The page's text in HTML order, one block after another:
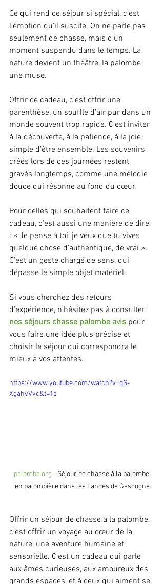
Ce qui rend ce séjour si spécial, c’est
l’émotion qu’il suscite. On ne parle pas
seulement de chasse, mais d’un
moment suspendu dans le temps. La
nature devient un théâtre, la palombe
une muse.
Offrir ce cadeau, c’est offrir une
parenthèse, un souffle d’air pur dans un
monde souvent trop rapide. C’est inviter
à la découverte, à la patience, à la joie
simple d’être ensemble. Les souvenirs
créés lors de ces journées restent
gravés longtemps, comme une mélodie
douce qui résonne au fond du cœur.
Pour celles qui souhaitent faire ce
cadeau, c’est aussi une manière de dire
: « Je pense à toi, je veux que tu vives
quelque chose d’authentique, de vrai ».
C’est un geste chargé de sens, qui
dépasse le simple objet matériel.
Si vous cherchez des retours
d’expérience, n’hésitez pas à consulter
nos séjours chasse palombe avis pour
vous faire une idée plus précise et
choisir le séjour qui correspondra le
mieux à vos attentes.
https://www.youtube.com/watch?v=qS-
XgahvVvc&t=1s
palombe.org - Séjour de chasse à la palombe
en palombière dans les Landes de Gascogne
Offrir un séjour de chasse à la palombe,
c’est offrir un voyage au cœur de la
nature, une aventure humaine et
sensorielle. C’est un cadeau qui parle
aux âmes curieuses, aux amoureux des
grands espaces, et à ceux qui aiment se